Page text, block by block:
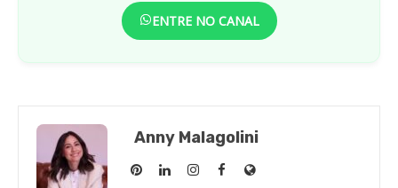
ENTRE NO CANAL
Anny Malagolini
AnnyAnnyAnnyAnnySite